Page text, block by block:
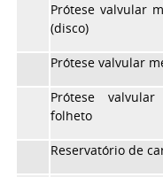
Prótese valvular
(disco)
Prótese valvular
Prótese
folheto
Reservatório de